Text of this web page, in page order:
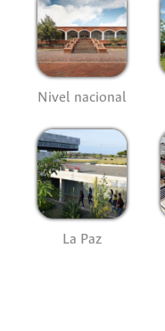
Nivel nacional
La Paz